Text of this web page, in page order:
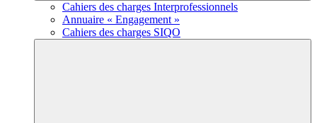
Cahiers des charges Interprofessionnels
Annuaire « Engagement »
Cahiers des charges SIQO